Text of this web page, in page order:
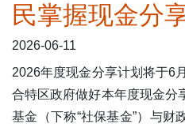
表格下
民掌握现金分
2026-06-11
2026年度现金分享计划将于6
合特区政府做好本年度现金分
基金（下称“社保基金”）与财